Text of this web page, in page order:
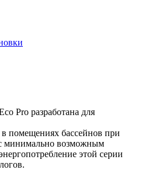
Pro разработана для
помещениях бассейнов при
минимально возможным
этой серии